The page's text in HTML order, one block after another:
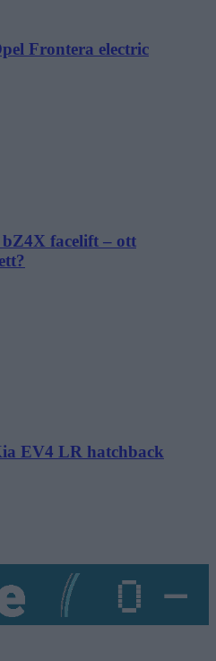
Frontera electric
facelift – ott
EV4 LR hatchback